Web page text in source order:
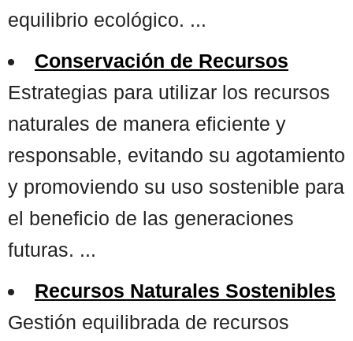
equilibrio ecológico. ...
Conservación de Recursos
Estrategias para utilizar los recursos
naturales de manera eficiente y
responsable, evitando su agotamiento
y promoviendo su uso sostenible para
el beneficio de las generaciones
futuras. ...
Recursos Naturales Sostenibles
Gestión equilibrada de recursos